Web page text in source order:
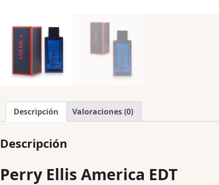
Descripción Valoraciones (0)
Descripción
Perry Ellis America EDT